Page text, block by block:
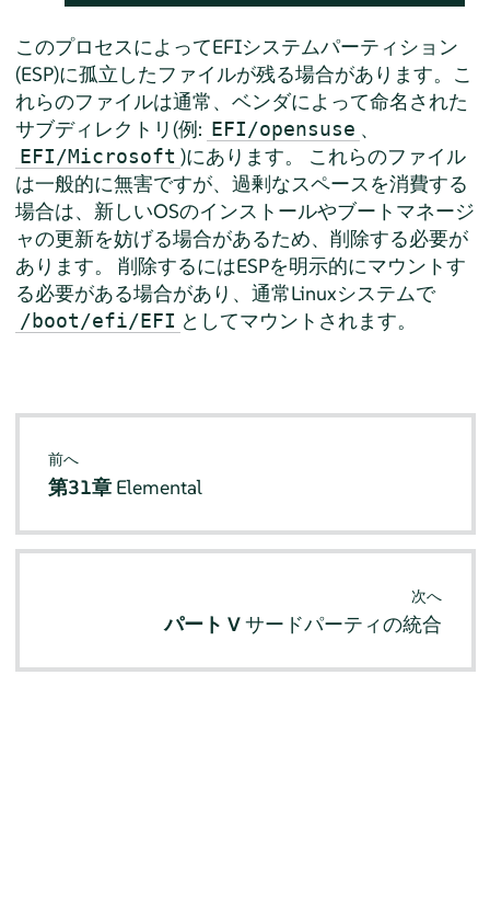
このプロセスによってEFIシステムパーティション
(ESP)に孤立したファイルが残る場合があります。こ
れらのファイルは通常、ベンダによって命名された
サブディレクトリ(例: EFI/opensuse 、
EFI/Microsoft )にあります。 これらのファイル
は一般的に無害ですが、過剰なスペースを消費する
場合は、新しいOSのインストールやブートマネージ
ャの更新を妨げる場合があるため、削除する必要が
あります。 削除するにはESPを明示的にマウントす
る必要がある場合があり、通常Linuxシステムで
/boot/efi/EFI としてマウントされます。
前へ
第31章 Elemental
次へ
パート Vサードパーティの統合